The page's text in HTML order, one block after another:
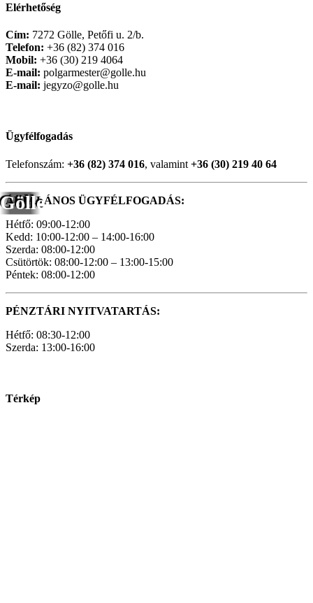
Gölle
Elérhetőség
Cím: 7272 Gölle, Petőfi u. 2/b.
Telefon: +36 (82) 374 016
Mobil: +36 (30) 219 4064
E-mail: polgarmester@golle.hu
E-mail: jegyzo@golle.hu
Ügyfélfogadás
Telefonszám: +36 (82) 374 016, valamint +36 (30) 219 40 64
ÁLTALÁNOS ÜGYFÉLFOGADÁS:
Hétfő: 09:00-12:00
Kedd: 10:00-12:00 – 14:00-16:00
Szerda: 08:00-12:00
Csütörtök: 08:00-12:00 – 13:00-15:00
Péntek: 08:00-12:00
PÉNZTÁRI NYITVATARTÁS:
Hétfő: 08:30-12:00
Szerda: 13:00-16:00
Térkép